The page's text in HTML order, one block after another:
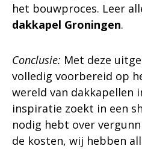
het bouwproces. Leer
dakkapel Groningen.
Conclusie: Met deze
volledig voorbereid op
wereld van dakkapellen
inspiratie zoekt in een
nodig hebt over
de kosten, wij hebben